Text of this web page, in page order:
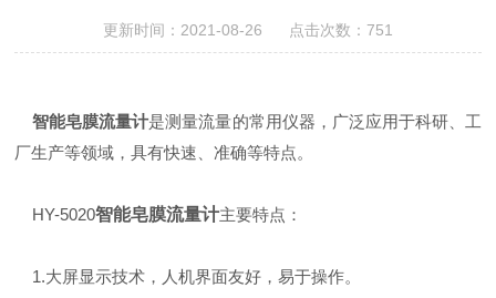
更新时间：2021-08-26 点击次数：751
智能皂膜流量计是测量流量的常用仪器，广泛应用于科研、工
厂生产等领域，具有快速、准确等特点。
HY-5020智能皂膜流量计主要特点：
1.大屏显示技术，人机界面友好，易于操作。